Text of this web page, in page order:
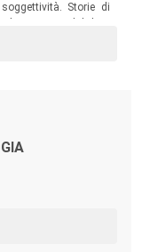
Storie di
la lettura di studiosi